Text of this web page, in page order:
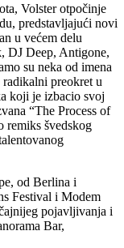
Volster otpočinje
predstavljajući novi
u većem delu
DJ Deep, Antigone,
su neka od imena
preokret u
koji je izbacio svoj
“The Process of
remiks švedskog
od Berlina i
Festival i Modem
pojavljivanja i
Bar,